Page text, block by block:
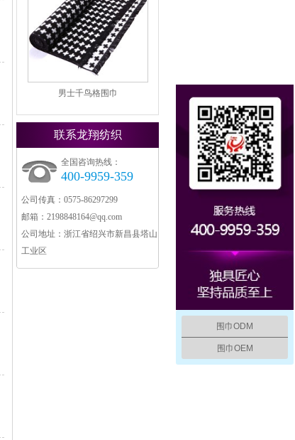
男士千鸟格围巾
联系龙翔纺织
全国咨询热线：
400-9959-359
公司传真： 0575-86297299
邮箱： 2198848164@qq.com
公司地址： 浙江省绍兴市新昌县塔山
工业区
围巾ODM
围巾OEM